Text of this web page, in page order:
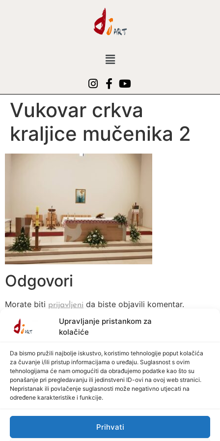
Upravljanje pristankom za
kolačiće
Da bismo pružili najbolje iskustvo, koristimo tehnologije poput kolačića
za čuvanje i/ili pristup informacijama o uređaju. Suglasnost s ovim
tehnologijama će nam omogućiti da obrađujemo podatke kao što su
ponašanje pri pregledavanju ili jedinstveni ID-ovi na ovoj web stranici.
Nepristanak ili povlačenje suglasnosti može negativno utjecati na
određene karakteristike i funkcije.
Prihvati
Vukovar crkva
kraljice mučenika 2
Odgovori
Morate biti prijavljeni da biste objavili komentar.
© 2026 All rights Reserved. Design by Vijuga Plus by Grundler Grupa